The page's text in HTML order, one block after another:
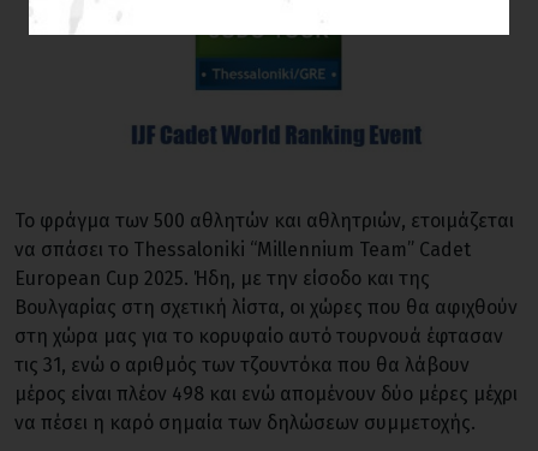
Το φράγμα των 500 αθλητών και αθλητριών, ετοιμάζεται
να σπάσει το Thessaloniki “Millennium Team” Cadet
European Cup 2025. Ήδη, με την είσοδο και της
Βουλγαρίας στη σχετική λίστα, οι χώρες που θα αφιχθούν
στη χώρα μας για το κορυφαίο αυτό τουρνουά έφτασαν
τις 31, ενώ ο αριθμός των τζουντόκα που θα λάβουν
μέρος είναι πλέον 498 και ενώ απομένουν δύο μέρες μέχρι
να πέσει η καρό σημαία των δηλώσεων συμμετοχής.